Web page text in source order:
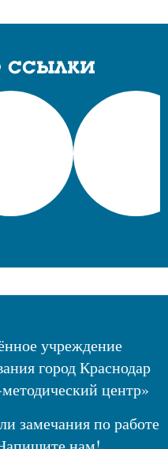
ссылки
учреждение
город Краснодар
центр»
замечания по работе